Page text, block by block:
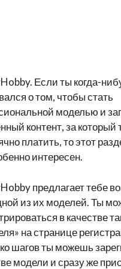
Если ты когда-
о том, чтобы стать
моделью и
контент, за который
платить, то этот
интересен.
предлагает тебе
из их моделей. Ты
в качестве
на странице
шагов ты можешь
модели и сразу же